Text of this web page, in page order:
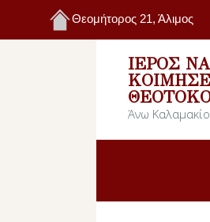
Θεομήτορος 21, Άλιμος
ΙΕΡΌΣ
Άνω